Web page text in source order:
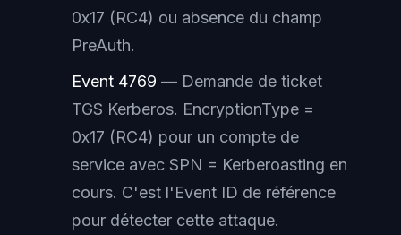
0x17 (RC4) ou absence du champ
PreAuth.
Event 4769 — Demande de ticket
TGS Kerberos. EncryptionType =
0x17 (RC4) pour un compte de
service avec SPN = Kerberoasting en
cours. C'est l'Event ID de référence
pour détecter cette attaque.